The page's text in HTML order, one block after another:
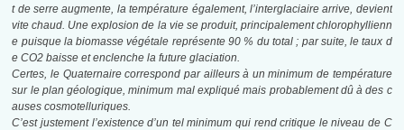
t de serre augmente, la température également, l’interglaciaire arrive, devient
vitechaud. Une explosion de la vie se produit, principalement chlorophyllienn
e puisque labiomasse végétale représente 90 % du total ; par suite, le taux d
e CO2 baisse et enclenchela future glaciation.
Certes, le Quaternaire correspond par ailleurs à un minimum de température
sur le plan géologique, minimum mal expliqué mais probablement dû à des c
auses cosmotelluriques.
C’est justement l’existence d’un tel minimum qui rend critique le niveaude C